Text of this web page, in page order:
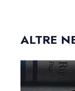
ALTRE